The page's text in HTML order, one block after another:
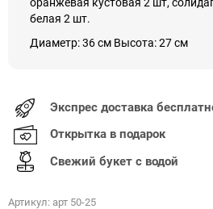
белая 2 шт.
Диаметр: 36 см Высота: 27 см
Экспрес доставка
Открытка в подарок
Свежий букет с водой
Артикул: арт 50-25